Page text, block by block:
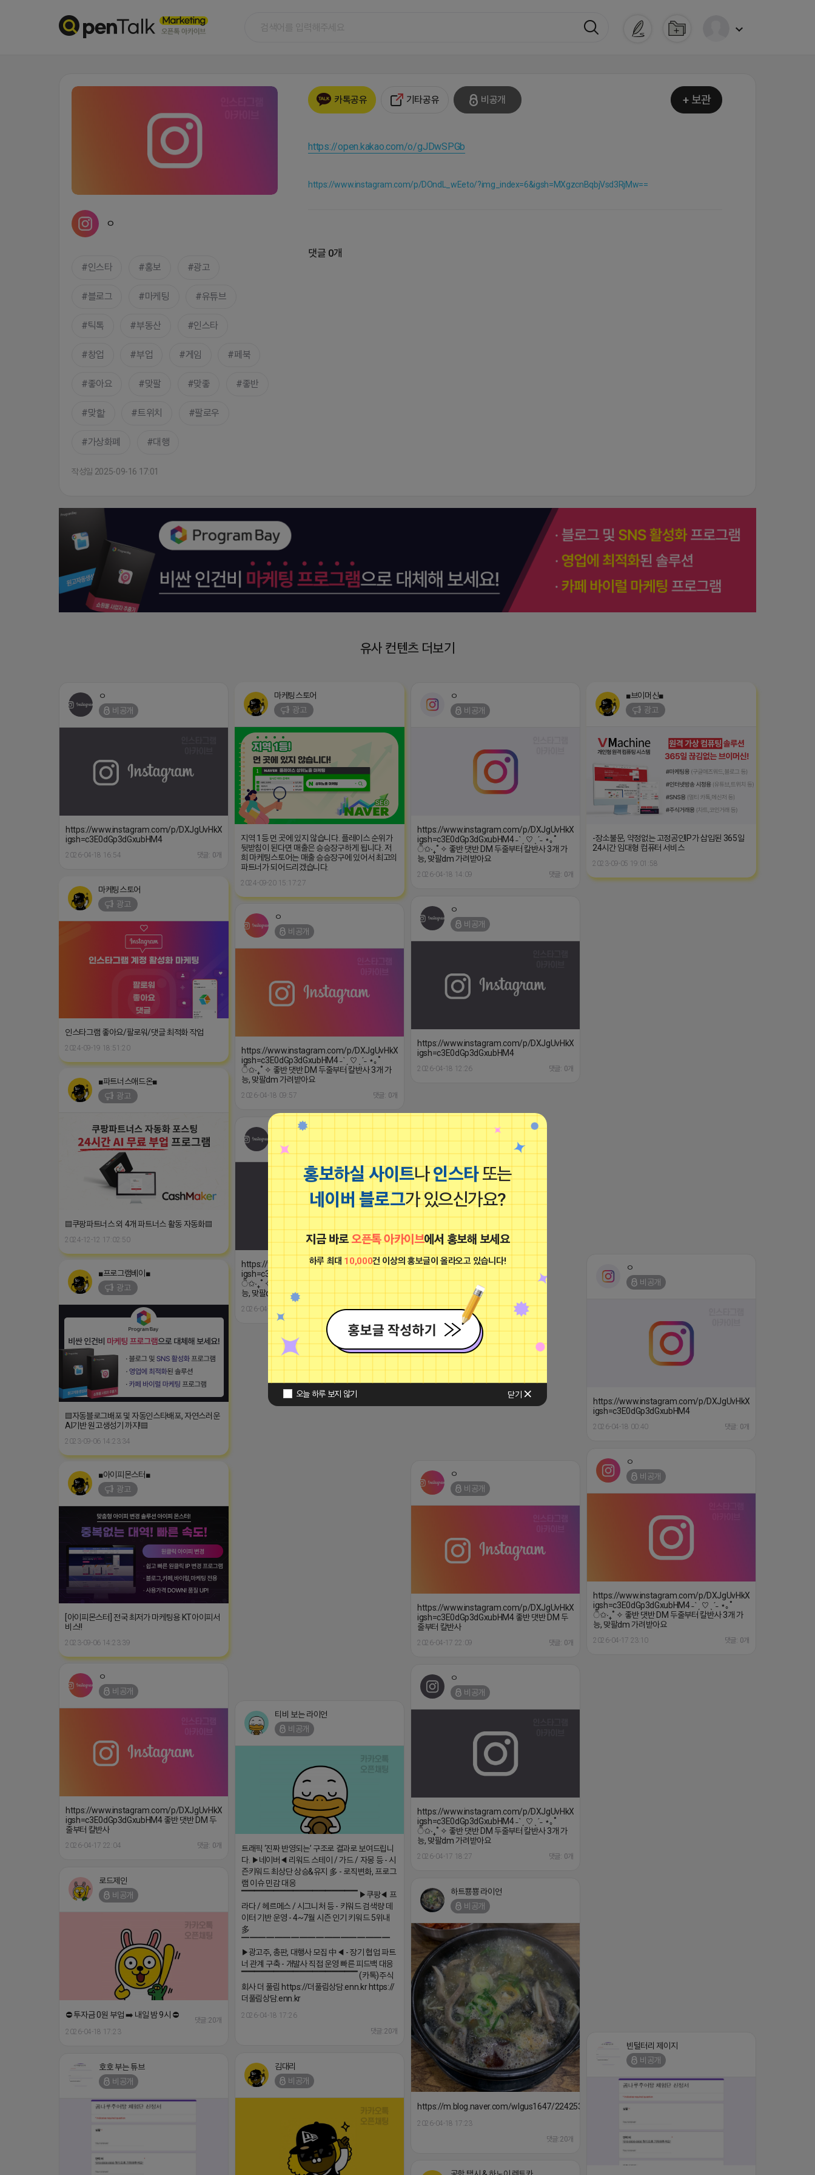
홍보하실 사이트나인스타또는
네이버 블로그가 있으신가요?
지금 바로오픈톡 아카이브에서 홍보해 보세요
하루 최대 10,000건 이상의 홍보글이 올라오고 있습니다!
오늘 하루 보지 않기 닫기
ㅇ
인스타 홍보 광고
블로그 마케팅 유튜브
틱톡 부동산 인스타
창업 부업 게임 페북
좋아요 맞팔 맞좋 좋반
맞핱 트위치 팔로우
가상화폐 대행
작성일 2025-09-16 17:01
카톡공유 기타공유 비공개 + 보관
https://open.kakao.com/o/gJDwSPGb
https://www.instagram.com/p/DOndL_wEeto/?img_index=6&igsh=MXgzcnBqbjVsd3RjMw==
댓글 0개
유사 컨텐츠 더보기
https://www.instagram.com/p/DXJgUvHkXss/?
igsh=c3E0dGp3dGxubHM4
지역 1등 먼 곳에 있지 않습니다. 플레이스 순위가
뒷받침이 된다면 매출은 승승장구하게 됩니다. 저
희 마케팅스토어는 매출 승승장구에 있어서 최고의
파트너가 되어드리겠습니다.
ㅇ
https://www.instagram.com/p/DXJgUvHkXss/?
igsh=c3E0dGp3dGxubHM4 ˗ˋˏ ♡ ˎˊ˗ ⋆｡˚
ੈ✩‧₊˚ ✧ 좋반 댓반 DM 두줄부터 칼반사 3개 가
-장소불문, 약정없는 고정공인IP가 삽입된 365일
24시간 임대형 컴퓨터 서비스
2023-09-05 19:01:58
마케팅스토어
광고
인스타그램 좋아요/팔로워/댓글 최적화 작업
ㅇ
비공개
https://www.instagram.com/p/DXJgUvHkXss/?
igsh=c3E0dGp3dGxubHM4
ㅇ
비공개
https://www.instagram.com/p/DXJgUvHkXss/?
igsh=c3E0dGp3dGxubHM4 ˗ˋˏ ♡ ˎˊ˗ ⋆｡˚
■파트너스애드온■
광고
▤쿠팡파트너스 외 4개 파트너스 활동 자동화▤
2024-12-12 17:02:50
ㅇ
비공개
ੈ✩‧₊˚ ✧ 좋반 댓반 DM 두줄부터 칼반사 3개 가
능, 맞팔dm 가려받아요
2026-04-18 03:44 댓글: 0개
https://www.instagram.com/p/DXJgUvHkXss/?
igsh=c3E0dGp3dGxubHM4
■프로그램베이■
광고
▤자동블로그배포 및 자동인스타배포, 자연스러운
AI기반 원고생성기 까지!▤
2023-09-06 14:23:34
ㅇ
비공개
https://www.instagram.com/p/DXJgUvHkXss/?
igsh=c3E0dGp3dGxubHM4 ˗ˋˏ ♡ ˎˊ˗ ⋆｡˚
ੈ✩‧₊˚ ✧ 좋반 댓반 DM 두줄부터 칼반사 3개 가
https://www.instagram.com/p/DXJgUvHkXss/?
igsh=c3E0dGp3dGxubHM4 좋반 댓반 DM 두
■아이피몬스터■
광고
[아이피몬스터] 전국 최저가 마케팅용 KT아이피서
비스!!
비공개
https://www.instagram.com/p/DXJgUvHkXss/?
igsh=c3E0dGp3dGxubHM4 좋반 댓반 DM 두
ㅇ
비공개
https://www.instagram.com/p/DXJgUvHkXss/?
igsh=c3E0dGp3dGxubHM4 ˗ˋˏ ♡ ˎˊ˗ ⋆｡˚
ੈ✩‧₊˚ ✧ 좋반 댓반 DM 두줄부터 칼반사 3개 가
트래픽 ‘진짜 반영되는’ 구조로 결과로 보여드립니
다. ▶네이버◀ 리워드 스테이 / 가드 / 자몽 등 - 시
즌키워드 최상단 상승&유지 多 - 로직변화, 프로그
▔▔▔▔▔▔▔▔▔▔▔▔▔▔▔▔▔▔ ▶쿠팡◀ 프
라다 / 헤르메스 / 시그니처 등 - 키워드 검색량 데
이터 기반 운영 - 4~7월 시즌 인기 키워드 5위내
多
▔▔▔▔▔▔▔▔▔▔▔▔▔▔▔▔▔▔
▶광고주, 총판, 대행사 모집 中◀ - 장기 협업 파트
너 관계 구축 - 개발사 직접 운영 빠른 피드백 대응
▔▔▔▔▔▔▔▔▔▔▔▔▔▔▔▔▔▔ (카톡)주식
회사 더 풀림 https://더풀림상담.enn.kr https://
더풀림상담.enn.kr
2026-04-18 17:26
댓글:20개
로드제인
비공개
⛔️ 투자금 0원 부업 ➡️ 내일 밤 9시 ⛔️
2026-04-18 17:23
하트뿅뿅 라이언
비공개
https://m.blog.naver.com/wlgus1647/224253846149
2026-04-18 17:23
댓글:20개
이빗한룸 물닭갈비, 삼계탕, 추어탕 맛집 10년넘게
사랑받는 로컬맛집 곰나루추어탕에서 블로그, 릴스
체험단 모집합니다 ※체험메뉴※ 자유이용권 5만
김대리
(선물)쇼핑몰 계속 하실 건가요? ╰➤열심히 해도 안되는
이유? 딱 하나입니다. ╰➤레드오션? 아니요! ╰➤모두 같은
방식으로 팔고 있어서 그래요! (하트)이번엔 다릅니다. ╰➤
호호 부는 튜브
비공개
이빗한룸 물닭갈비, 삼계탕, 추어탕 맛집 10년넘게
사랑받는 로컬맛집 곰나루추어탕에서 블로그, 릴스
공항 택시 & 하노이 렌트카